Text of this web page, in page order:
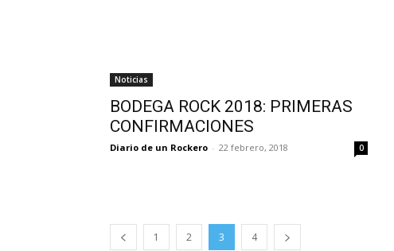
Noticias
BODEGA ROCK 2018: PRIMERAS
CONFIRMACIONES
Diario de un Rockero - 22 febrero, 2018 0
1 2 3 4